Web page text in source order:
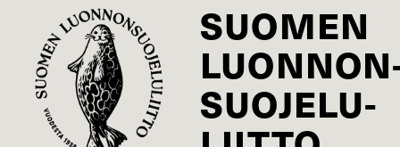
SUOMEN
SUOJELU­